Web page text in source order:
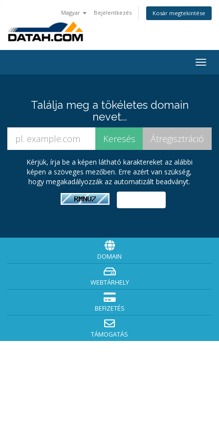
Magyar Bejelentkezés Kosár megtekintése
Találja meg a tökéletes domain
nevet...
Kérjük, írja be a képen látható karaktereket az alábbi
képen a szöveges mezőben. Erre azért van szükség,
hogy megakadályozzák az automatizált beadványt.
DOMAIN
WEBTÁRHELY
BEFIZETÉS
TÁMOGATÁS